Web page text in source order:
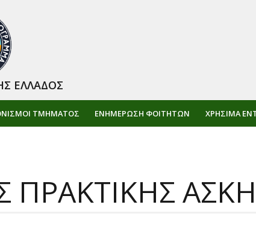
ΤΜΗΜΑΤΟΣ ΕΝΗΜΈΡΩΣΗ ΦΟΙΤΗΤΏΝ ΧΡΉΣΙΜΑ
ΕΛΛΑΔΟΣ